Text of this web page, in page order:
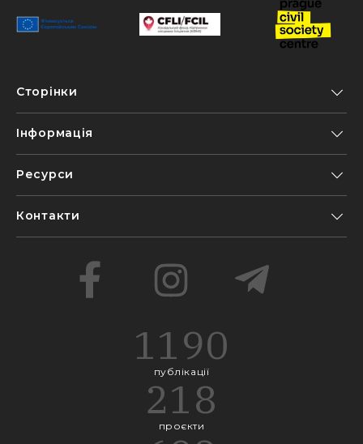
Сторінки
Інформація
Ресурси
Контакти
1190
публікації
218
проєкти